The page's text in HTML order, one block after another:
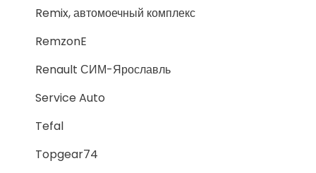
Remix, автомоечный комплекс
RemzonE
Renault СИМ-Ярославль
Service Auto
Tefal
Topgear74